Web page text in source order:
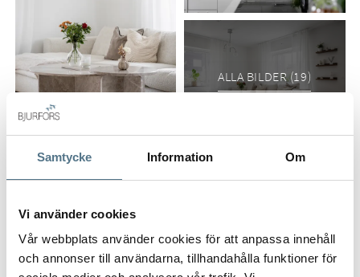
Samtycke Information Om
Vi använder cookies
Vår webbplats använder cookies för att anpassa innehåll
och annonser till användarna, tillhandahålla funktioner för
Oavsett om du är förstagångsköpare, ett par eller om du
önskar skala ner för en enklare vardag så passar denna
bostad ypperligt.
Välkommen att kontakta ansvarig mäklare Victoria för
Interiör
Ljusa och fräscha ytskikt och enhetligt golv.
ALLA BILDER (19)
PLANRITNING
VISA INNEHÅLL